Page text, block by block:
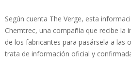
Según cuenta The Verge, esta
Chemtrec, una compañía que recibe la
de los fabricantes para pasársela a las
trata de información oficial y